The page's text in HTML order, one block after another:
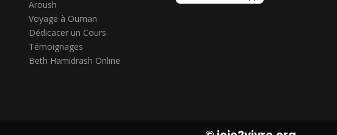
Aroush
Voyage à Ouman
Dédicacer un Cours
Témoignages
Beth Hamidrash Online